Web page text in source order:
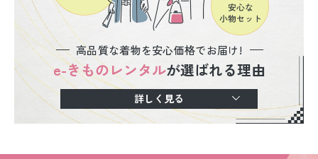
高品質な着物を安心価格でお届け!
e-きものレンタルが選ばれる理由
詳しく見る